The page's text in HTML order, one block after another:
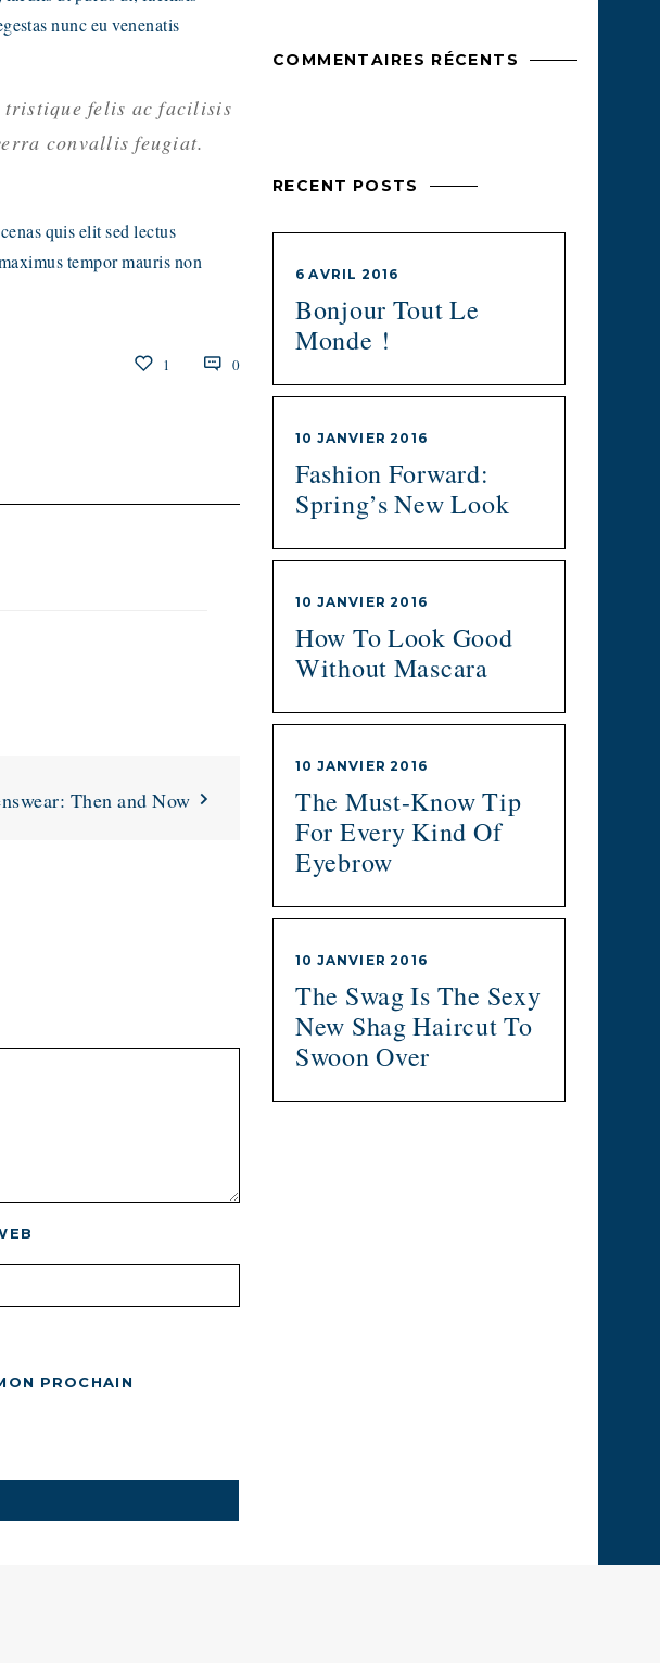
nunc eu venenatis
tristique felis ac facilisis
convallis feugiat.
quis elit sed lectus
tempor mauris non
1 0
Then and Now
PROCHAIN
COMMENTAIRES RÉCENTS
RECENT POSTS
6 AVRIL 2016
Bonjour Tout Le
Monde !
10 JANVIER 2016
Fashion Forward:
Spring’s New Look
10 JANVIER 2016
How To Look Good
Without Mascara
10 JANVIER 2016
The Must-Know Tip
For Every Kind Of
Eyebrow
10 JANVIER 2016
The Swag Is The Sexy
New Shag Haircut To
Swoon Over